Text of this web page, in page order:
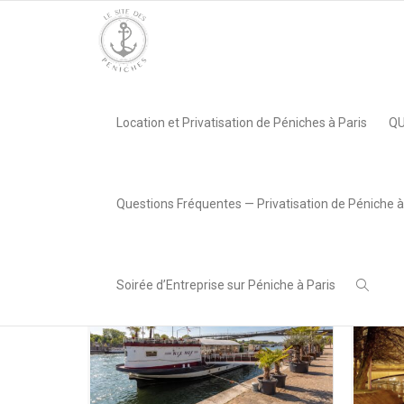
Location et Privatisation de Péniches à Paris
Questions Fréquentes — Privatisation de Péniche
Soirée d’Entreprise sur Péniche à Paris
devis (5)•mention légale (1)• Statut (10)•